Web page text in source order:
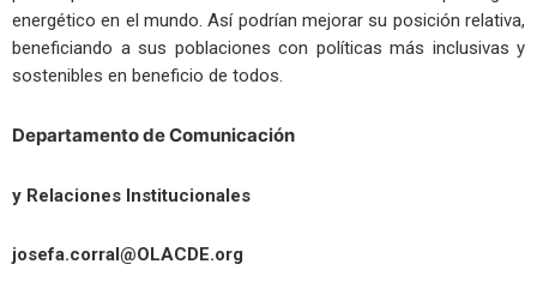
energético en el mundo. Así podrían mejorar su posición relativa,
beneficiando a sus poblaciones con políticas más inclusivas y
sostenibles en beneficio de todos.
Departamento de Comunicación
y Relaciones Institucionales
josefa.corral@OLACDE.org